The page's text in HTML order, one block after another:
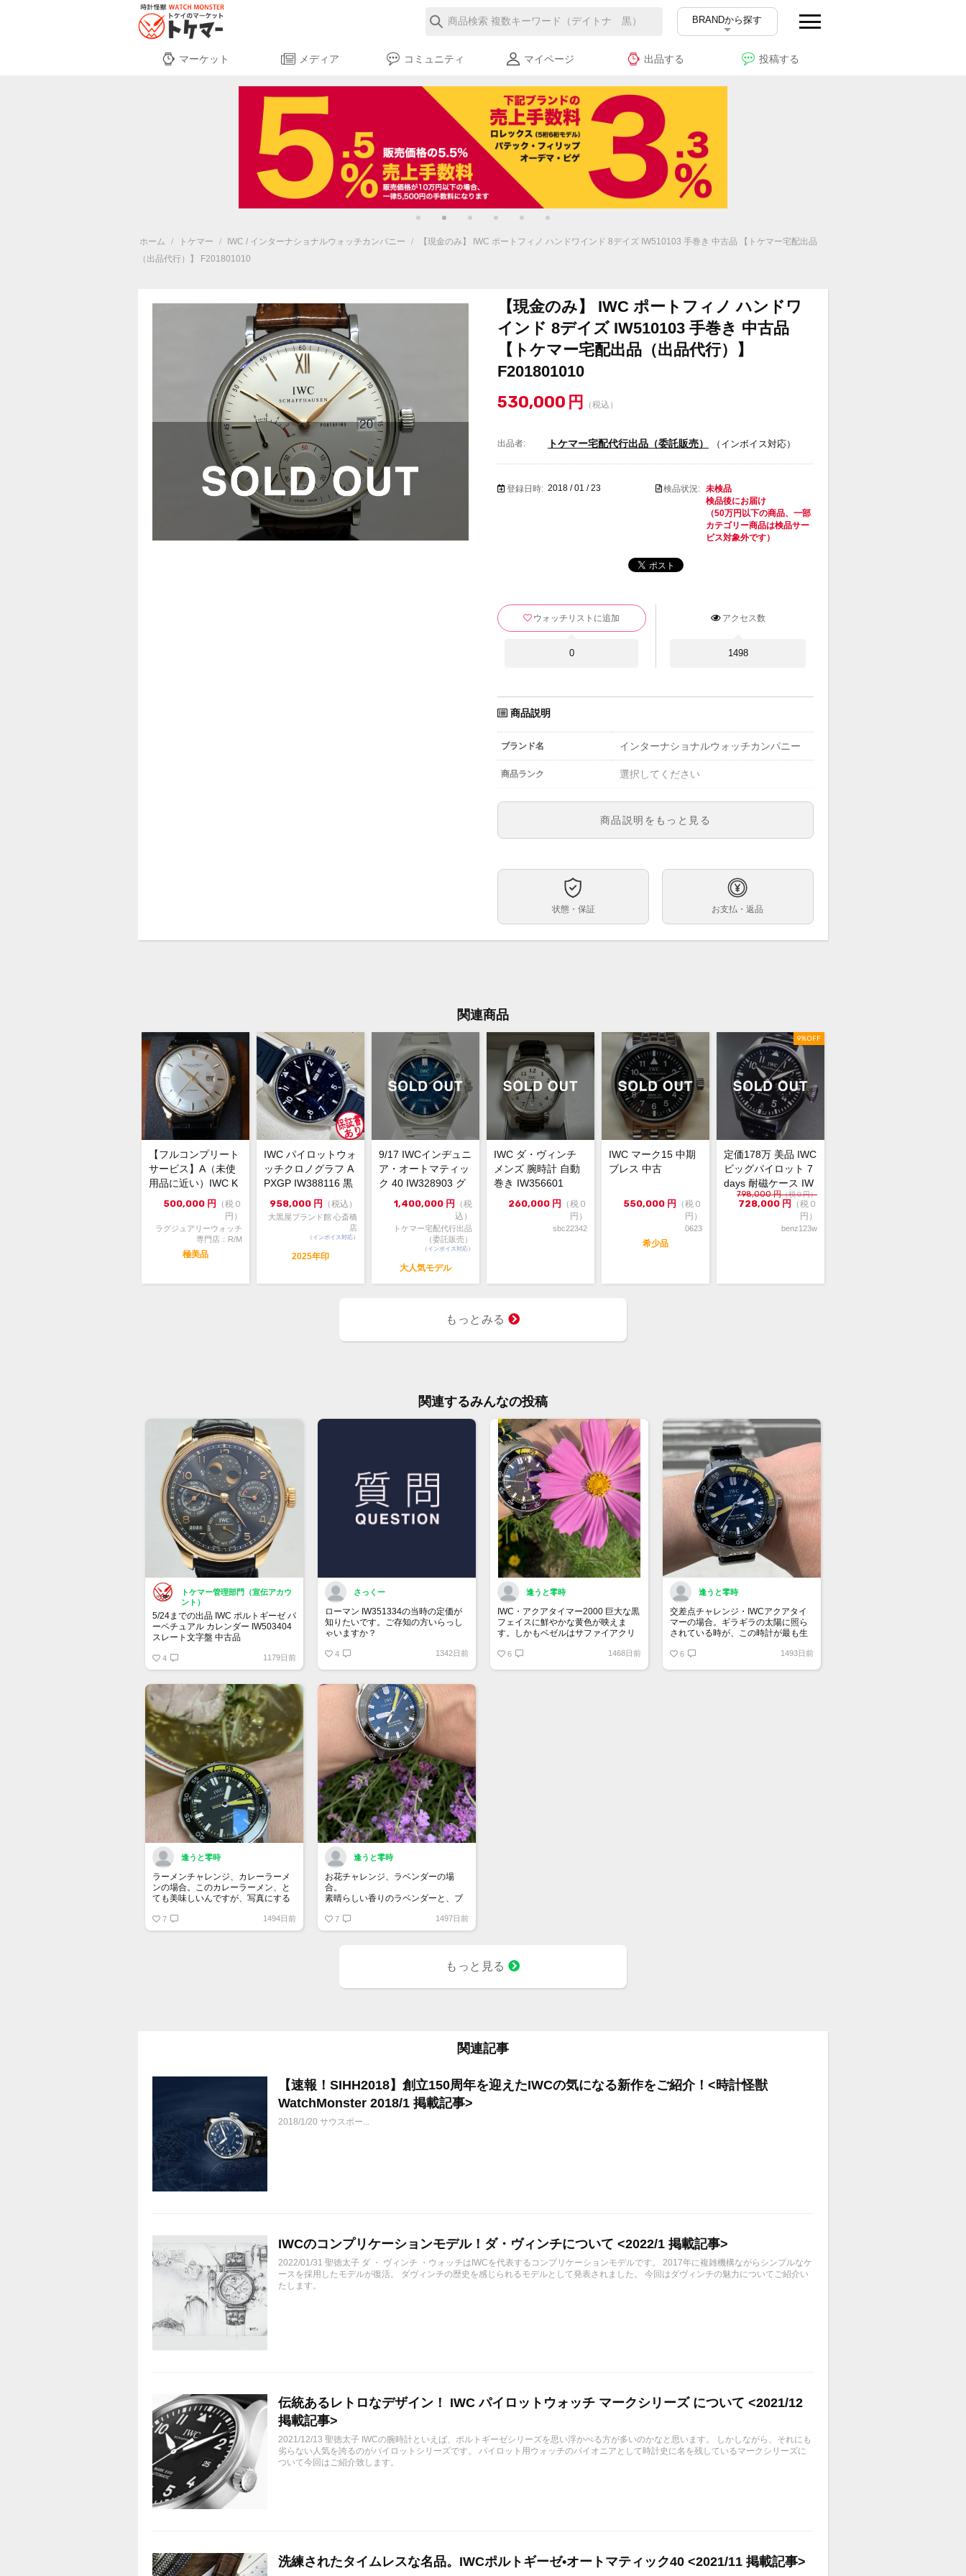
BRANDから探す
マーケット メディア コミュニティ マイページ 出品する 投稿する
ホーム / トケマー / IWC / インターナショナルウォッチカンパニー /
【現金のみ】 IWC ポートフィノ ハンドワインド 8デイズ IW510103 手巻き 中古品 【トケマー宅配出品
（出品代行）】 F201801010
【現金のみ】 IWC ポートフィノ ハンドワ
インド 8デイズ IW510103 手巻き 中古品
【トケマー宅配出品（出品代行）】
F201801010
530,000 円 （税込）
出品者: トケマー宅配代行出品（委託販売） （インボイス対応）
登録日時: 2018 / 01 / 23 検品状況: 未検品
検品後にお届け
（50万円以下の商品、一部
カテゴリー商品は検品サー
ビス対象外です）
アクセス数
1498
ウォッチリストに追加
0
商品説明
ブランド名 インターナショナルウォッチカンパニー
商品ランク 選択してください
参考定価 1,134,000円
ケースサイズ
ベルト内周 最大約19.5cm
月印※個人情報白塗り）冊子 クロス
状態
ケースに使用に伴う細かなキズはあります
が、目立つ大きなキズ等なくキレイな状態
です。
コメント
※こちらの商品は現金払いのみ（銀行振
クレジットカードでご注文された場合は自
動的にキャンセル処理をさせていただきま
商品説明をもっと見る
状態・保証 お支払・返品
関連商品
【フルコンプリート
サービス】A（未使
用品に近い）IWC K
18 オールドインタ
500,000 円
（税０
円）
ラグジュアリーウォッチ
専門店：R/M
極美品
IWC パイロットウォ
ッチクロノグラフ A
PXGP IW388116 黒
文字盤 自...
958,000 円 （税込）
大黒屋ブランド館 心斎橋
店
（インボイス対応）
2025年印
9/17 IWCインヂュニ
ア・オートマティッ
ク 40 IW328903 グ
リー...
1,400,000 円
（税
込）
トケマー宅配代行出品
（委託販売）
（インボイス対応）
大人気モデル
IWC ダ・ヴィンチ
メンズ 腕時計 自動
巻き IW356601
260,000 円
（税０
円）
sbc22342
IWC マーク15 中期
ブレス 中古
550,000 円
（税０
円）
0623
希少品
9%OFF
定価178万 美品 IWC
ビッグパイロット 7
days 耐磁ケース IW
5004...
798,000 円（税０円）
728,000 円
（税０
円）
benz123w
もっとみる
関連するみんなの投稿
トケマー管理部門（宣伝アカウ
ント）
5/24までの出品 IWC ポルトギーゼ パ
ーペチュアル カレンダー IW503404
スレート文字盤 中古品
販売価格:2,580,000円（2023年5月
15日13時10分現在）
4 1179日前
さっくー
ローマン IW351334の当時の定価が
知りたいです。ご存知の方いらっし
ゃいますか？
4 1342日前
逢うと零時
IWC・アクアタイマー2000 巨大な黒
フェイスに鮮やかな黄色が映えま
す。しかもベゼルはサファイアクリ
非常に強い光沢を放ちます。鮮やか
6 1468日前
逢うと零時
交差点チャレンジ・IWCアクアタイ
マーの場合。ギラギラの太陽に照ら
されている時が、この時計が最も生
6 1493日前
逢うと零時
ラーメンチャレンジ、カレーラーメ
ンの場合。このカレーラーメン、と
ても美味しいんですが、写真にする
も…アレ。
7 1494日前
逢うと零時
お花チャレンジ、ラベンダーの場
合。
素晴らしい香りのラベンダーと、ブ
タル？
7 1497日前
もっと見る
関連記事
【速報！SIHH2018】創立150周年を迎えたIWCの気になる新作をご紹介！<時計怪獣
WatchMonster 2018/1 掲載記事>
2018/1/20 サウスポー...
IWCのコンプリケーションモデル！ダ・ヴィンチについて <2022/1 掲載記事>
2022/01/31 聖徳太子 ダ ・ ヴィンチ ・ウォッチはIWCを代表するコンプリケーションモデルです。 2017年に複雑機構ながらシンプルなケ
ースを採用したモデルが復活。 ダヴィンチの歴史を感じられるモデルとして発表されました。 今回はダヴィンチの魅力についてご紹介い
たします。
伝統あるレトロなデザイン！ IWC パイロットウォッチ マークシリーズ について <2021/12
掲載記事>
2021/12/13 聖徳太子 IWCの腕時計といえば、ポルトギーゼシリーズを思い浮かべる方が多いのかなと思います。 しかしながら、それにも
劣らない人気を誇るのがパイロットシリーズです。 パイロット用ウォッチのパイオニアとして時計史に名を残しているマークシリーズに
ついて今回はご紹介致します。
洗練されたタイムレスな名品。IWCポルトギーゼ•オートマティック40 <2021/11 掲載記事>